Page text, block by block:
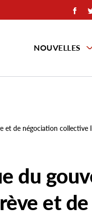
NOUVELLES
de négociation collective
du
et